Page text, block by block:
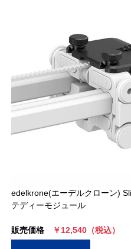
edelkrone(エーデルクローン)
テディーモジュール
販売価格 ￥12,540（税込）